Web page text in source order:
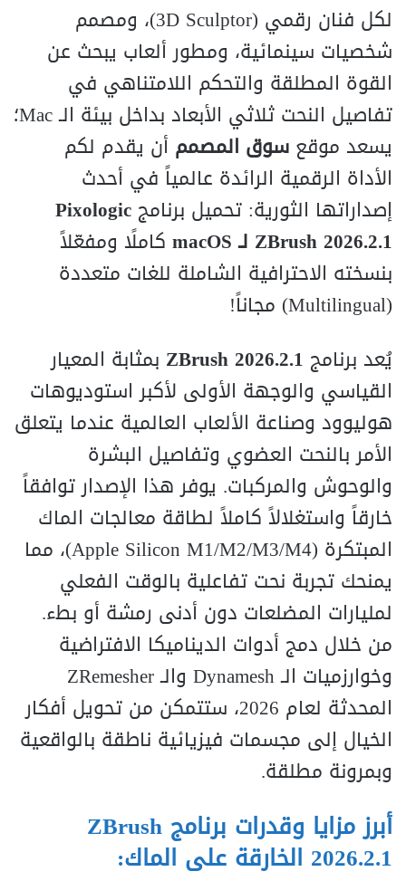
لكل فنان رقمي (3D Sculptor)، ومصمم
شخصيات سينمائية، ومطور ألعاب يبحث عن
القوة المطلقة والتحكم اللامتناهي في
تفاصيل النحت ثلاثي الأبعاد بداخل بيئة الـ Mac؛
يسعد موقع سوق المصمم أن يقدم لكم
الأداة الرقمية الرائدة عالمياً في أحدث
إصداراتها الثورية: تحميل برنامج Pixologic
ZBrush 2026.2.1 لـ macOS
كاملًا ومفعّلاً
بنسخته الاحترافية الشاملة للغات متعددة
(Multilingual) مجاناً!
يُعد برنامج ZBrush 2026.2.1 بمثابة المعيار
القياسي والوجهة الأولى لأكبر استوديوهات
هوليوود وصناعة الألعاب العالمية عندما يتعلق
الأمر بالنحت العضوي وتفاصيل البشرة
والوحوش والمركبات. يوفر هذا الإصدار توافقاً
خارقاً واستغلالاً كاملاً لطاقة معالجات الماك
المبتكرة (Apple Silicon M1/M2/M3/M4)، مما
يمنحك تجربة نحت تفاعلية بالوقت الفعلي
لمليارات المضلعات دون أدنى رمشة أو بطء.
من خلال دمج أدوات الديناميكا الافتراضية
وخوارزميات الـ Dynamesh والـ ZRemesher
المحدثة لعام 2026، ستتمكن من تحويل أفكار
الخيال إلى مجسمات فيزيائية ناطقة بالواقعية
وبمرونة مطلقة.
أبرز مزايا وقدرات برنامج ZBrush
2026.2.1 الخارقة على الماك: